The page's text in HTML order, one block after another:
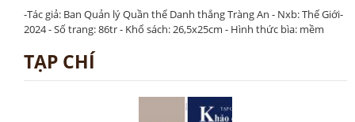
-Tác giả: Ban Quản lý Quần thể Danh thắng Tràng An - Nxb: Thế Giới-
2024 - Số trang: 86tr - Khổ sách: 26,5x25cm - Hình thức bìa: mềm
TẠP CHÍ